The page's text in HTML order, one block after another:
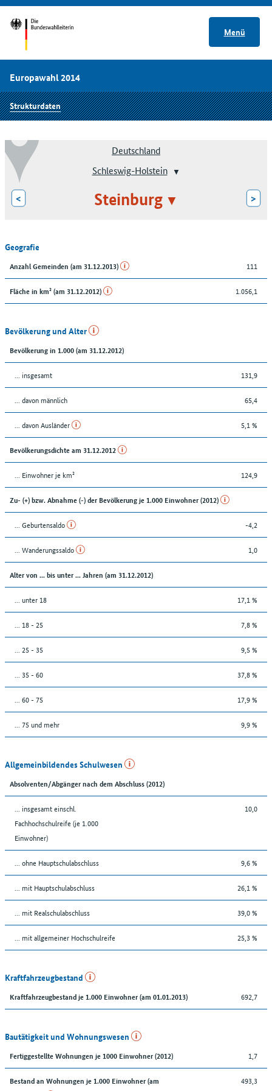
Menü
Europawahl 2014
Strukturdaten
Deutschland
Schleswig-Holstein
< Steinburg >
Geografie
Anzahl Gemeinden (am 31.12.2013) 111
Fläche in km² (am 31.12.2012) 1.056,1
Bevölkerung und Alter
Bevölkerung in 1.000 (am 31.12.2012)
... insgesamt 131,9
... davon männlich 65,4
... davon Ausländer 5,1 %
Bevölkerungsdichte am 31.12.2012
... Einwohner je km² 124,9
Zu- (+) bzw. Abnahme (-) der Bevölkerung je 1.000 Einwohner (2012)
... Geburtensaldo -4,2
... Wanderungssaldo 1,0
Alter von ... bis unter ... Jahren (am 31.12.2012)
... unter 18 17,1 %
... 18 - 25 7,8 %
... 25 - 35 9,5 %
... 35 - 60 37,8 %
... 60 - 75 17,9 %
... 75 und mehr 9,9 %
Allgemeinbildendes Schulwesen
Absolventen/Abgänger nach dem Abschluss (2012)
... insgesamt einschl.
Fachhochschulreife (je 1.000
Einwohner)
10,0
... ohne Hauptschulabschluss 9,6 %
... mit Hauptschulabschluss 26,1 %
... mit Realschulabschluss 39,0 %
... mit allgemeiner Hochschulreife 25,3 %
Kraftfahrzeugbestand
Kraftfahrzeugbestand je 1.000 Einwohner (am 01.01.2013) 692,7
Bautätigkeit und Wohnungswesen
Fertiggestellte Wohnungen je 1000 Einwohner (2012) 1,7
Bestand an Wohnungen je 1.000 Einwohner (am
493,3